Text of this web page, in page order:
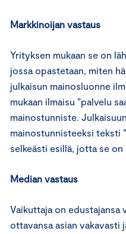
Markkinoijan vastaus
Yrityksen mukaan se on
jossa opastetaan, miten
julkaisun mainosluonne
mukaan ilmaisu ”palvelu
mainostunniste.
mainostunnisteeksi teksti
selkeästi esillä, jotta se on
Median vastaus
Vaikuttaja on
ottavansa asian vakavasti